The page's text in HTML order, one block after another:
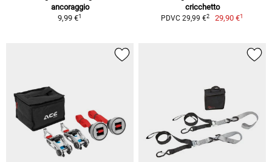
ancoraggio
9,99 €1
cricchetto
PDVC 29,99 €2 29,90 €1